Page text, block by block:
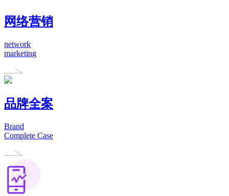
网络营销
network
marketing
品牌全案
Brand
Complete Case